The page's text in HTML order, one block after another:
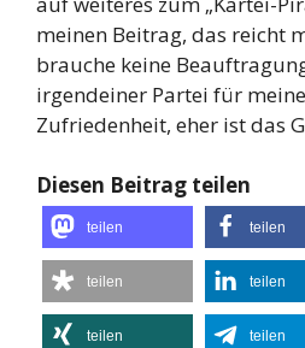
meinen Beitrag, das reicht
brauche keine
irgendeiner Partei für
Zufriedenheit, eher ist das
Diesen Beitrag teilen
teilen teilen
teilen teilen
teilen teilen